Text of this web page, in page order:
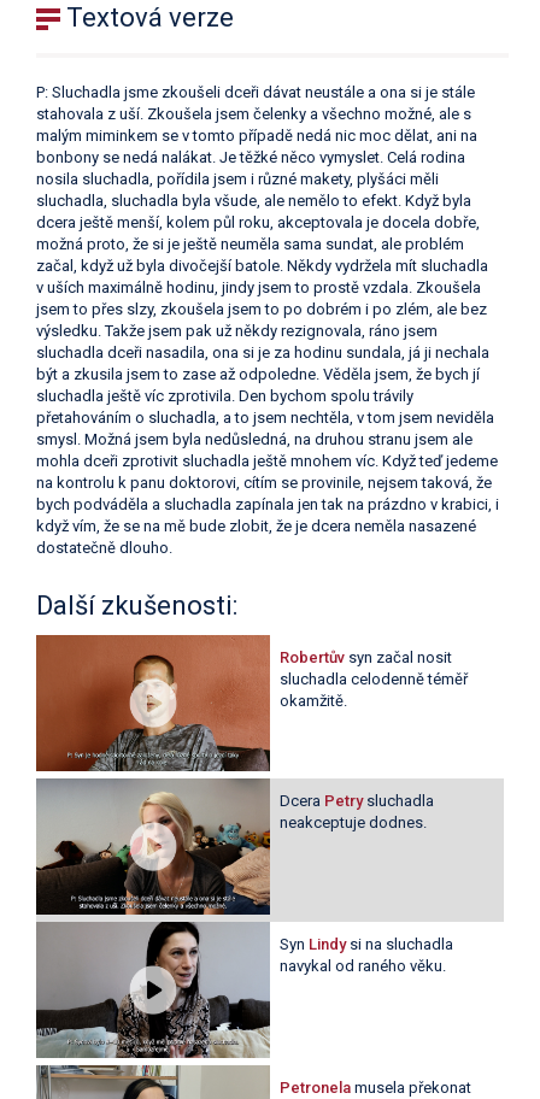
Textová verze
P: Sluchadla jsme zkoušeli dceři dávat neustále a ona si je stále
stahovala z uší. Zkoušela jsem čelenky a všechno možné, ale s
malým miminkem se v tomto případě nedá nic moc dělat, ani na
bonbony se nedá nalákat. Je těžké něco vymyslet. Celá rodina
nosila sluchadla, pořídila jsem i různé makety, plyšáci měli
sluchadla, sluchadla byla všude, ale nemělo to efekt. Když byla
dcera ještě menší, kolem půl roku, akceptovala je docela dobře,
možná proto, že si je ještě neuměla sama sundat, ale problém
začal, když už byla divočejší batole. Někdy vydržela mít sluchadla
v uších maximálně hodinu, jindy jsem to prostě vzdala. Zkoušela
jsem to přes slzy, zkoušela jsem to po dobrém i po zlém, ale bez
výsledku. Takže jsem pak už někdy rezignovala, ráno jsem
sluchadla dceři nasadila, ona si je za hodinu sundala, já ji nechala
být a zkusila jsem to zase až odpoledne. Věděla jsem, že bych jí
sluchadla ještě víc zprotivila. Den bychom spolu trávily
přetahováním o sluchadla, a to jsem nechtěla, v tom jsem neviděla
smysl. Možná jsem byla nedůsledná, na druhou stranu jsem ale
mohla dceři zprotivit sluchadla ještě mnohem víc. Když teď jedeme
na kontrolu k panu doktorovi, cítím se provinile, nejsem taková, že
bych podváděla a sluchadla zapínala jen tak na prázdno v krabici, i
když vím, že se na mě bude zlobit, že je dcera neměla nasazené
dostatečně dlouho.
Další zkušenosti:
Robertův syn začal nosit
sluchadla celodenně téměř
okamžitě.
Dcera Petry sluchadla
neakceptuje dodnes.
Syn Lindysi na sluchadla
navykal od raného věku.
Petronelamusela překonat